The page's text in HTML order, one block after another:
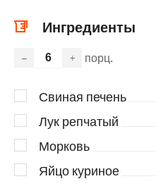
Ингредиенты
– + порц.
Свиная печень
Лук репчатый
Морковь
Яйцо куриное